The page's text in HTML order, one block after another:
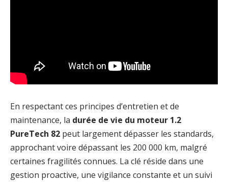
En respectant ces principes d’entretien et de
maintenance, la durée de vie du moteur 1.2
PureTech 82 peut largement dépasser les standards,
approchant voire dépassant les 200 000 km, malgré
certaines fragilités connues. La clé réside dans une
gestion proactive, une vigilance constante et un suivi